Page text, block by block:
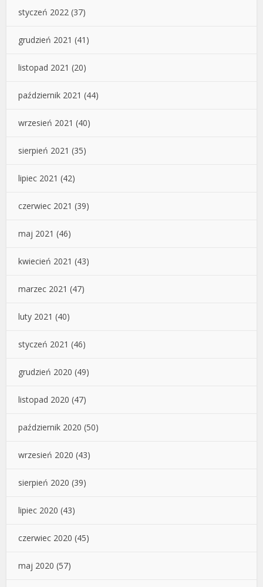
styczeń 2022 (37)
grudzień 2021 (41)
listopad 2021 (20)
październik 2021 (44)
wrzesień 2021 (40)
sierpień 2021 (35)
lipiec 2021 (42)
czerwiec 2021 (39)
maj 2021 (46)
kwiecień 2021 (43)
marzec 2021 (47)
luty 2021 (40)
styczeń 2021 (46)
grudzień 2020 (49)
listopad 2020 (47)
październik 2020 (50)
wrzesień 2020 (43)
sierpień 2020 (39)
lipiec 2020 (43)
czerwiec 2020 (45)
maj 2020 (57)